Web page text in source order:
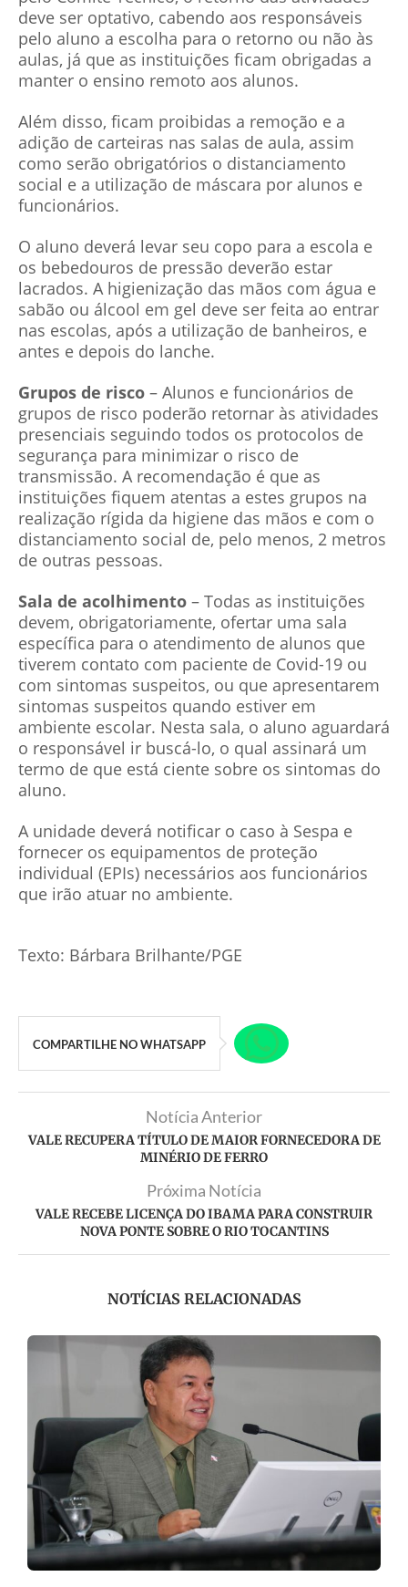
deve ser optativo, cabendo aos responsáveis
pelo aluno a escolha para o retorno ou não às
aulas, já que as instituições ficam obrigadas a
manter o ensino remoto aos alunos.
Além disso, ficam proibidas a remoção e a
adição de carteiras nas salas de aula, assim
como serão obrigatórios o distanciamento
social e a utilização de máscara por alunos e
funcionários.
O aluno deverá levar seu copo para a escola e
os bebedouros de pressão deverão estar
lacrados. A higienização das mãos com água e
sabão ou álcool em gel deve ser feita ao entrar
nas escolas, após a utilização de banheiros, e
antes e depois do lanche.
Grupos de risco – Alunos e funcionários de
grupos de risco poderão retornar às atividades
presenciais seguindo todos os protocolos de
segurança para minimizar o risco de
transmissão. A recomendação é que as
instituições fiquem atentas a estes grupos na
realização rígida da higiene das mãos e com o
distanciamento social de, pelo menos, 2 metros
de outras pessoas.
Sala de acolhimento – Todas as instituições
devem, obrigatoriamente, ofertar uma sala
específica para o atendimento de alunos que
tiverem contato com paciente de Covid-19 ou
com sintomas suspeitos, ou que apresentarem
sintomas suspeitos quando estiver em
ambiente escolar. Nesta sala, o aluno aguardará
o responsável ir buscá-lo, o qual assinará um
termo de que está ciente sobre os sintomas do
aluno.
A unidade deverá notificar o caso à Sespa e
fornecer os equipamentos de proteção
individual (EPIs) necessários aos funcionários
que irão atuar no ambiente.
Texto: Bárbara Brilhante/PGE
COMPARTILHE NO WHATSAPP
Notícia Anterior
VALE RECUPERA TÍTULO DE MAIOR FORNECEDORA DE
MINÉRIO DE FERRO
Próxima Notícia
VALE RECEBE LICENÇA DO IBAMA PARA CONSTRUIR
NOVA PONTE SOBRE O RIO TOCANTINS
NOTÍCIAS RELACIONADAS